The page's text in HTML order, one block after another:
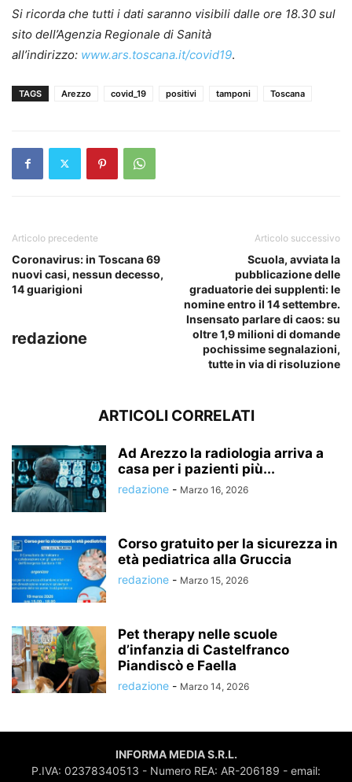
Si ricorda che tutti i dati saranno visibili dalle ore 18.30 sul
sito dell’Agenzia Regionale di Sanità
all’indirizzo: www.ars.toscana.it/covid19.
TAGS Arezzo covid_19 positivi tamponi Toscana
Articolo precedente
Coronavirus: in Toscana 69
nuovi casi, nessun decesso,
14 guarigioni
Articolo successivo
Scuola, avviata la
pubblicazione delle
graduatorie dei supplenti: le
nomine entro il 14 settembre.
Insensato parlare di caos: su
oltre 1,9 milioni di domande
pochissime segnalazioni,
tutte in via di risoluzione
redazione
ARTICOLI CORRELATI
Ad Arezzo la radiologia arriva a
casa per i pazienti più...
redazione - Marzo 16, 2026
Corso gratuito per la sicurezza in
età pediatrica alla Gruccia
redazione - Marzo 15, 2026
Pet therapy nelle scuole
d’infanzia di Castelfranco
Piandiscò e Faella
redazione - Marzo 14, 2026
INFORMA MEDIA S.R.L.
P.IVA: 02378340513 - Numero REA: AR-206189 - email: